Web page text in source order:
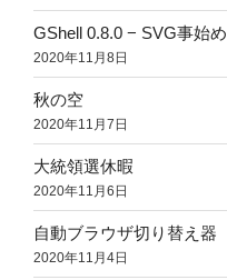
GShell 0.8.0 − SVG事始め
2020年11月8日
秋の空
2020年11月7日
大統領選休暇
2020年11月6日
自動ブラウザ切り替え器
2020年11月4日